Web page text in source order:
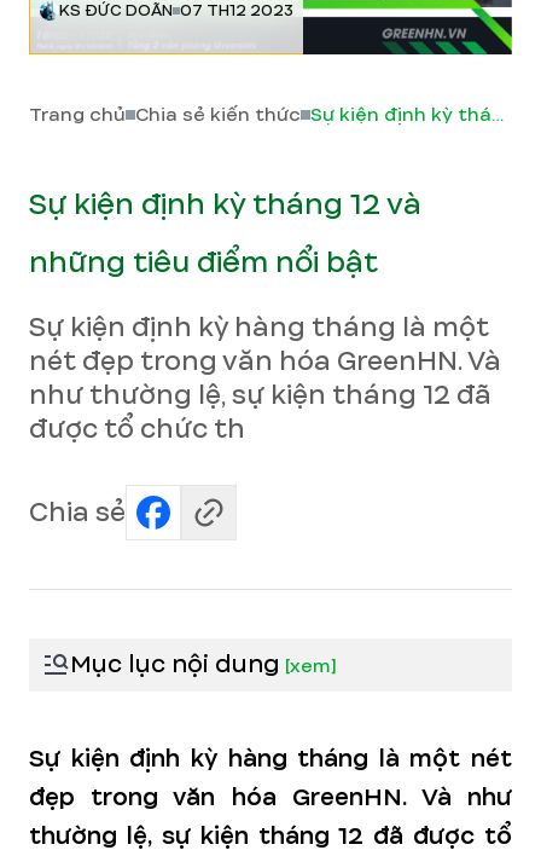
KS ĐỨC DOÃN 07 TH12 2023
Trang chủ Chia sẻ kiến thức Sự kiện định kỳ tháng 12 và những tiêu điểm nổi bật
Sự kiện định kỳ tháng 12 và
những tiêu điểm nổi bật
Sự kiện định kỳ hàng tháng là một
nét đẹp trong văn hóa GreenHN. Và
như thường lệ, sự kiện tháng 12 đã
được tổ chức th
Chia sẻ
Mục lục nội dung [xem]
Sự kiện định kỳ hàng tháng là một nét
đẹp trong văn hóa GreenHN. Và như
thường lệ, sự kiện tháng 12 đã được tổ